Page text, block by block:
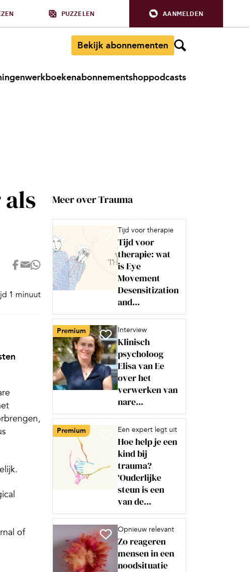
PUZZELEN AANMELDEN
Bekijk abonnementen
werkboekenabonnementshoppodcasts
1 minuut
of
Meer over Trauma
Tijd voor therapie
Tijd voor
therapie: wat
is Eye
Movement
Desensitization
and...
Premium Interview
Klinisch
psycholoog
Elisa van Ee
over het
verwerken van
nare...
Premium Een expert legt uit
Hoe help je een
kind bij
trauma?
‘Ouderlijke
steun is een
van de...
Opnieuw relevant
Zo reageren
mensen in een
noodsituatie